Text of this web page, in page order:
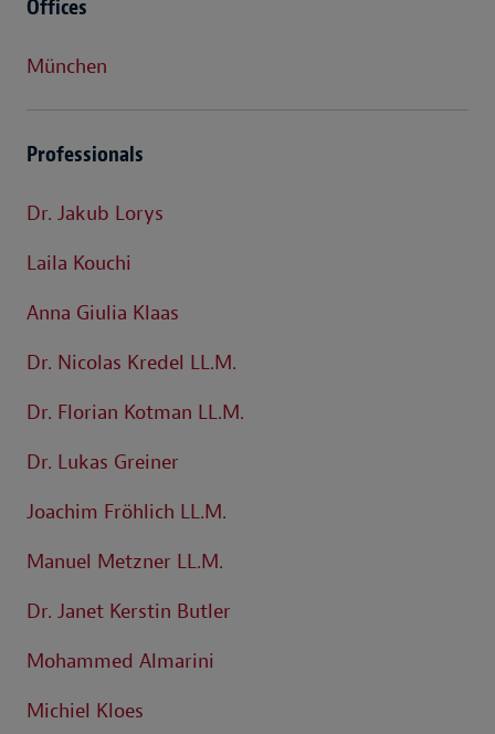
Offices
München
Professionals
Dr. Jakub Lorys
Laila Kouchi
Anna Giulia Klaas
Dr. Nicolas Kredel LL.M.
Dr. Florian Kotman LL.M.
Dr. Lukas Greiner
Joachim Fröhlich LL.M.
Manuel Metzner LL.M.
Dr. Janet Kerstin Butler
Mohammed Almarini
Michiel Kloes